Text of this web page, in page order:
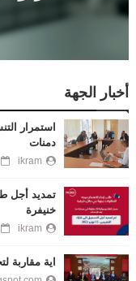
أخبار الجهة
استمرار
دمنات
ikram
تمديد أجل
خنيفرة
ikram
اية مقاربة